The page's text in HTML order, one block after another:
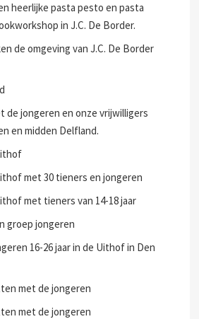
heerlijke pasta pesto en pasta
in J.C. De Border.
de omgeving van J.C. De Border
de jongeren en onze vrijwilligers
en midden Delfland.
met 30 tieners en jongeren
met tieners van 14-18 jaar
groep jongeren
16-26 jaar in de Uithof in Den
met de jongeren
met de jongeren